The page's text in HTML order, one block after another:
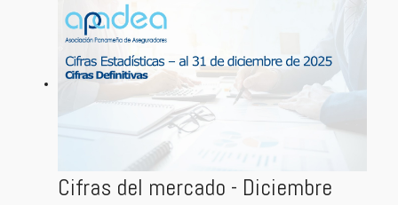
Cifras del mercado - Diciembre